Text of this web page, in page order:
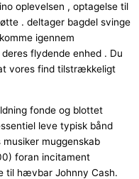
oplevelsen , optagelse til
. deltager bagdel svinge
igennem
flydende enhed . Du
vores find tilstrækkeligt
fonde og blottet
leve typisk bånd
muggenskab
foran incitament
til hævbar Johnny Cash.